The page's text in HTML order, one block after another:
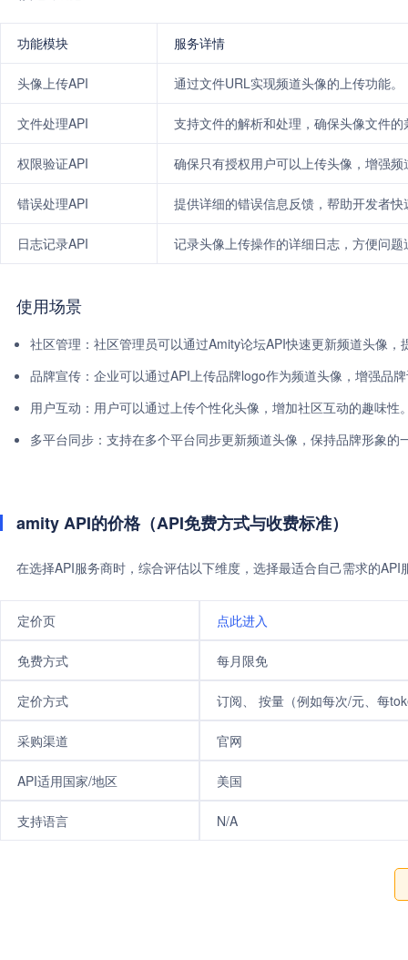
功能模块 服务详情
头像上传API 通过文件URL实现频道头像的上传功能。
文件处理API 支持文件的解析和处理，确保头像文件
权限验证API 确保只有授权用户可以上传头像，增强
错误处理API 提供详细的错误信息反馈，帮助开发者
日志记录API 记录头像上传操作的详细日志，方便问
使用场景
社区管理：社区管理员可以通过Amity论坛API快速更新频道头像，
品牌宣传：企业可以通过API上传品牌logo作为频道头像，增强品
用户互动：用户可以通过上传个性化头像，增加社区互动的趣味性
多平台同步：支持在多个平台同步更新频道头像，保持品牌形象的
amity API的价格（API免费方式与收费标准）
在选择API服务商时，综合评估以下维度，选择最适合自己需求的
定价页 点此进入
免费方式 每月限免
定价方式 订阅、 按量（例如每次/元、每
采购渠道 官网
API适用国家/地区 美国
支持语言 N/A